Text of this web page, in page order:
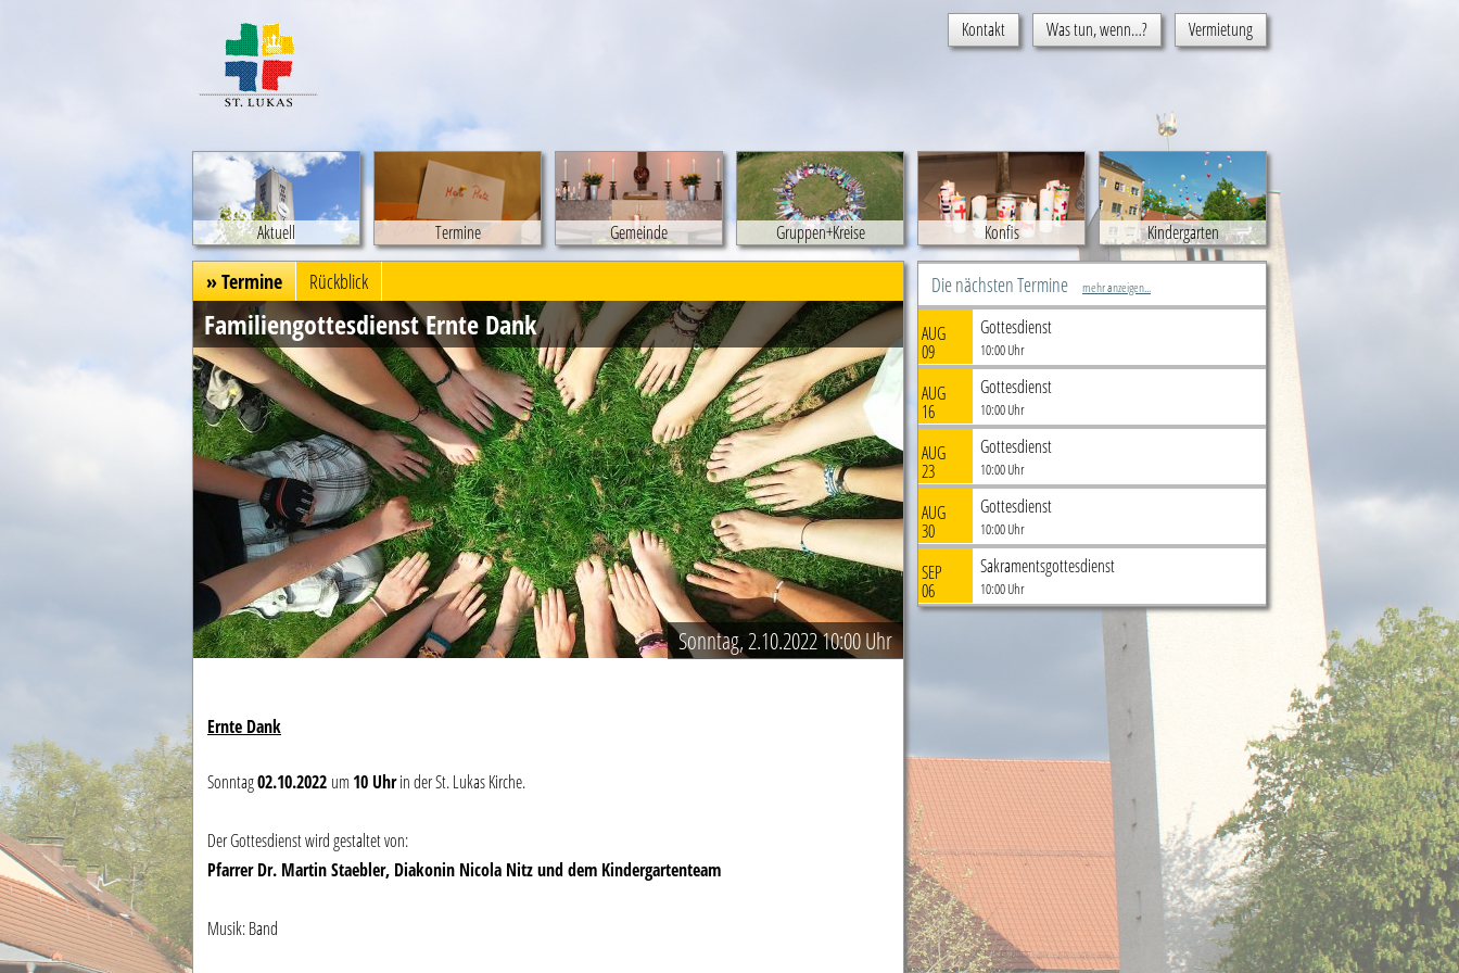
Kontakt Was tun, wenn…? Vermietung
Aktuell Termine Gemeinde Gruppen+Kreise Konfis Kindergarten
» Termine Rückblick
Familiengottesdienst Ernte Dank
Sonntag, 2.10.2022 10:00 Uhr
Ernte Dank
Sonntag02.10.2022 um 10 Uhrin der St. Lukas Kirche.
Der Gottesdienst wird gestaltet von:
Pfarrer Dr. Martin Staebler, Diakonin Nicola Nitz und dem Kindergartenteam
Musik: Band
Die nächsten Termine mehr anzeigen...
AUG
09
Gottesdienst
10:00 Uhr
AUG
16
Gottesdienst
10:00 Uhr
AUG
23
Gottesdienst
10:00 Uhr
AUG
30
Gottesdienst
10:00 Uhr
SEP
06
Sakramentsgottesdienst
10:00 Uhr